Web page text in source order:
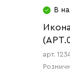
В
арт.